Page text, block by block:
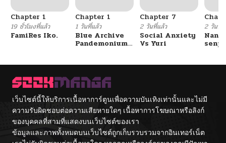
Chapter 1
19 ชั่วโมงที่แล้ว
FamiRes Iko.
Chapter 1
1 วันที่แล้ว
Blue Archive
Pandemonium
Chapter 7
2 วันที่แล้ว
Social Anxiety
Vs Yuri
2 วันที่แ
เว็บไซต์นี้ให้บริการเนื้อหาการ์ตูนเพื่อความบันเทิงเท่านั้นและไม่มี
ความรับผิดชอบต่อความเสียหายใดๆ เนื้อหาการโฆษณาหรือลิงก์
ของบุคคลที่สามที่แสดงบนเว็บไซต์ของเรา
ข้อมูลและภาพทั้งหมดบนเว็บไซต์ถูกเก็บรวบรวมจากอินเทอร์เน็ต